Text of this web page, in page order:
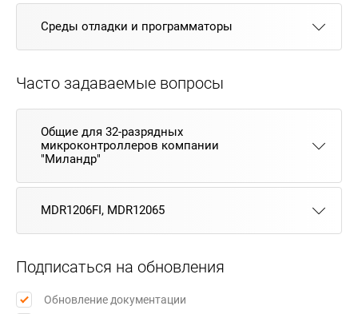
Среды отладки и программаторы
Часто задаваемые вопросы
Общие для 32-разрядных
микроконтроллеров компании
"Миландр"
MDR1206FI, MDR12065
Подписаться на обновления
Обновление документации